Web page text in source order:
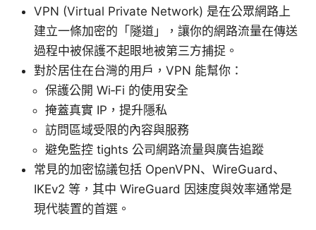
VPN (Virtual Private Network) 是在公眾網路上
建立一條加密的「隧道」，讓你的網路流量在傳送
過程中被保護不起眼地被第三方捕捉。
對於居住在台灣的用戶，VPN 能幫你：
保護公開 Wi‑Fi 的使用安全
掩蓋真實 IP，提升隱私
訪問區域受限的內容與服務
避免監控 tights 公司網路流量與廣告追蹤
常見的加密協議包括 OpenVPN、WireGuard、
IKEv2 等，其中 WireGuard 因速度與效率通常是
現代裝置的首選。